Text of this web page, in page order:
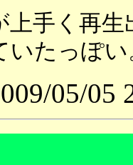
手く再生
いたっぽい
05/05